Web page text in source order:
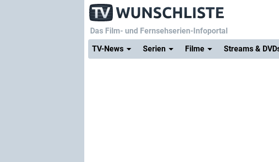
Das Film- und Fernsehserien-Infoportal
TV-News
Serien Filme Streams &